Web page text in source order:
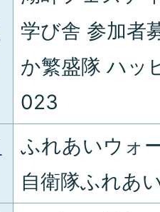
学び舎 参加者
か繁盛隊 ハッ
023
ふれあいウォ
自衛隊ふれあ